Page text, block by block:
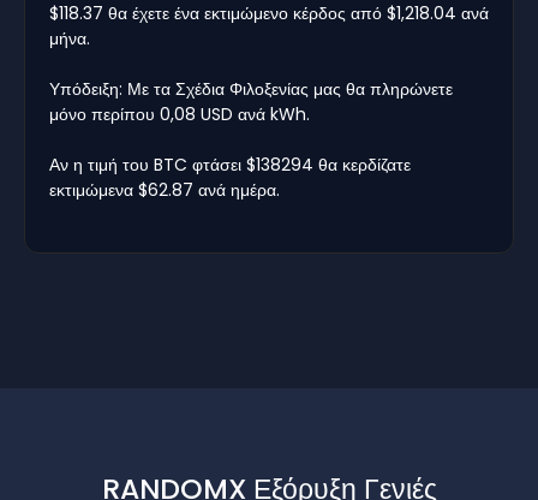
$118.37 θα έχετε ένα εκτιμώμενο κέρδος από $1,218.04 ανά
μήνα.
Υπόδειξη: Με τα Σχέδια Φιλοξενίας μας θα πληρώνετε
μόνο περίπου 0,08 USD ανά kWh.
Αν η τιμή του BTC φτάσει $138294 θα κερδίζατε
εκτιμώμενα $62.87 ανά ημέρα.
RANDOMX Εξόρυξη Γενιές